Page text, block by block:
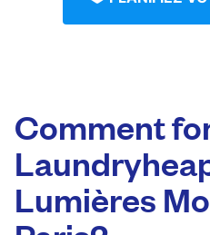
Comment
Lumières